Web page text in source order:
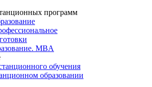
программ
MBA
обучения
образовании